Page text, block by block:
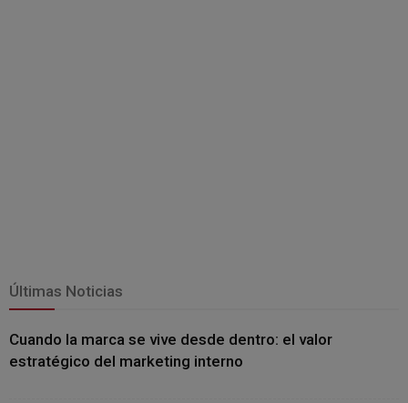
Últimas Noticias
Cuando la marca se vive desde dentro: el valor
estratégico del marketing interno